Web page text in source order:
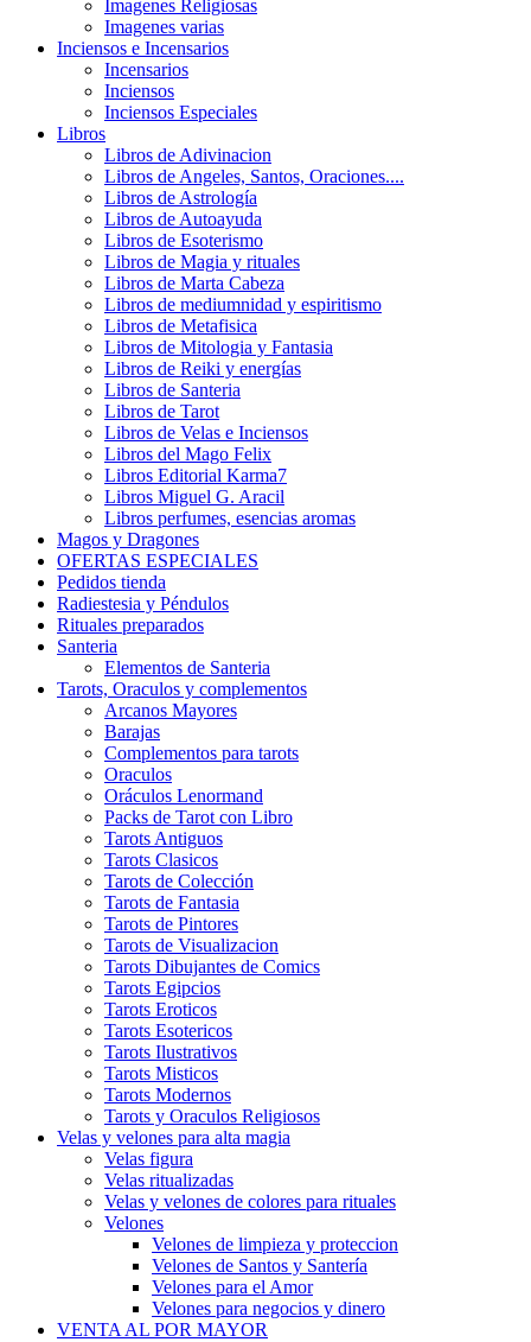
Imagenes Religiosas
Imagenes varias
Inciensos e Incensarios
Incensarios
Inciensos
Inciensos Especiales
Libros
Libros de Adivinacion
Libros de Angeles, Santos, Oraciones....
Libros de Astrología
Libros de Autoayuda
Libros de Esoterismo
Libros de Magia y rituales
Libros de Marta Cabeza
Libros de mediumnidad y espiritismo
Libros de Metafisica
Libros de Mitologia y Fantasia
Libros de Reiki y energías
Libros de Santeria
Libros de Tarot
Libros de Velas e Inciensos
Libros del Mago Felix
Libros Editorial Karma7
Libros Miguel G. Aracil
Libros perfumes, esencias aromas
Magos y Dragones
OFERTAS ESPECIALES
Pedidos tienda
Radiestesia y Péndulos
Rituales preparados
Santeria
Elementos de Santeria
Tarots, Oraculos y complementos
Arcanos Mayores
Barajas
Complementos para tarots
Oraculos
Oráculos Lenormand
Packs de Tarot con Libro
Tarots Antiguos
Tarots Clasicos
Tarots de Colección
Tarots de Fantasia
Tarots de Pintores
Tarots de Visualizacion
Tarots Dibujantes de Comics
Tarots Egipcios
Tarots Eroticos
Tarots Esotericos
Tarots Ilustrativos
Tarots Misticos
Tarots Modernos
Tarots y Oraculos Religiosos
Velas y velones para alta magia
Velas figura
Velas ritualizadas
Velas y velones de colores para rituales
Velones
Velones de limpieza y proteccion
Velones de Santos y Santería
Velones para el Amor
Velones para negocios y dinero
VENTA AL POR MAYOR